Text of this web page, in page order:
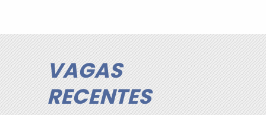
VAGAS
RECENTES